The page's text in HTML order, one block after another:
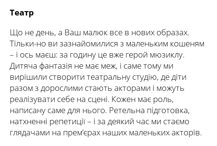
Театр
Що не день, а Ваш малюк все в нових образах.
Тільки-но ви зазнайомилися з маленьким кошеням
– і ось маєш: за годину це вже герой мюзиклу.
Дитяча фантазія не має меж, і саме тому ми
вирішили створити театральну студію, де діти
разом з дорослими стають акторами і можуть
реалізувати себе на сцені. Кожен має роль,
написану саме для нього. Ретельна підготовка,
натхненні репетиції – і за деякий час ми стаємо
глядачами на прем’єрах наших маленьких акторів.